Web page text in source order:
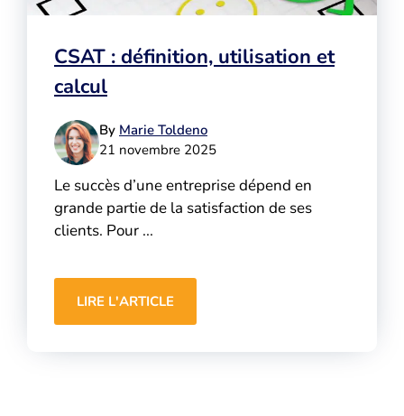
CSAT : définition, utilisation et
calcul
By Marie Toldeno
21 novembre 2025
Le succès d’une entreprise dépend en
grande partie de la satisfaction de ses
clients. Pour ...
LIRE L'ARTICLE